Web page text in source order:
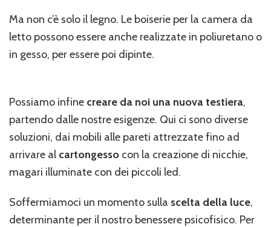
Ma non c’è solo il legno. Le boiserie per la camera da
letto possono essere anche realizzate in poliuretano o
in gesso, per essere poi dipinte.
Possiamo infine creare da noi una nuova testiera,
partendo dalle nostre esigenze. Qui ci sono diverse
soluzioni, dai mobili alle pareti attrezzate fino ad
arrivare al cartongesso con la creazione di nicchie,
magari illuminate con dei piccoli led.
Soffermiamoci un momento sulla scelta della luce,
determinante per il nostro benessere psicofisico. Per